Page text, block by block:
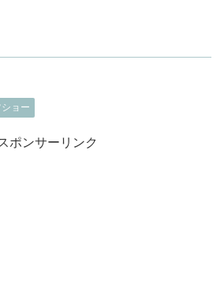
ョー
ポンサーリンク